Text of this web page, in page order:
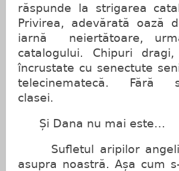
răspunde la strigarea
Privirea, adevărată oază
iarnă neiertătoare,
catalogului. Chipuri
încrustate cu senectute
telecinematecă.
clasei.
Și Dana nu mai este…
Sufletul aripilor
asupra noastră. Așa cum